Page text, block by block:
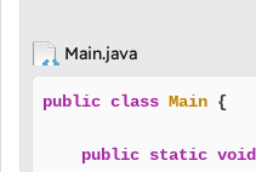
Main.java
public class Main {
public static void